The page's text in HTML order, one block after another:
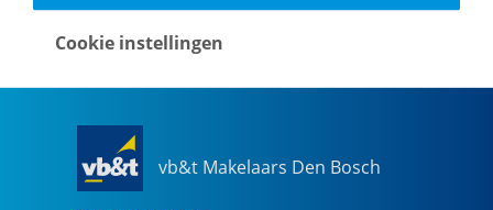
vb&t Makelaars Den Bosch
Cookie instellingen